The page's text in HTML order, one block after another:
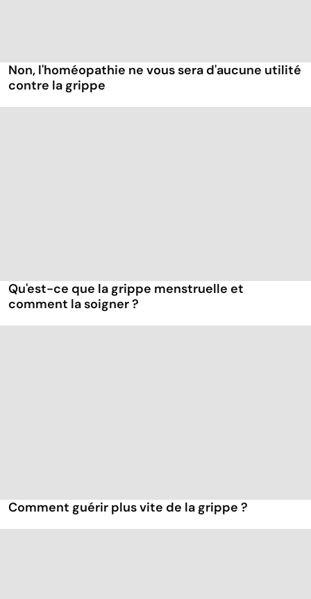
Non, l'homéopathie ne vous sera d'aucune utilité
contre la grippe
Qu'est-ce que la grippe menstruelle et
comment la soigner ?
Comment guérir plus vite de la grippe ?